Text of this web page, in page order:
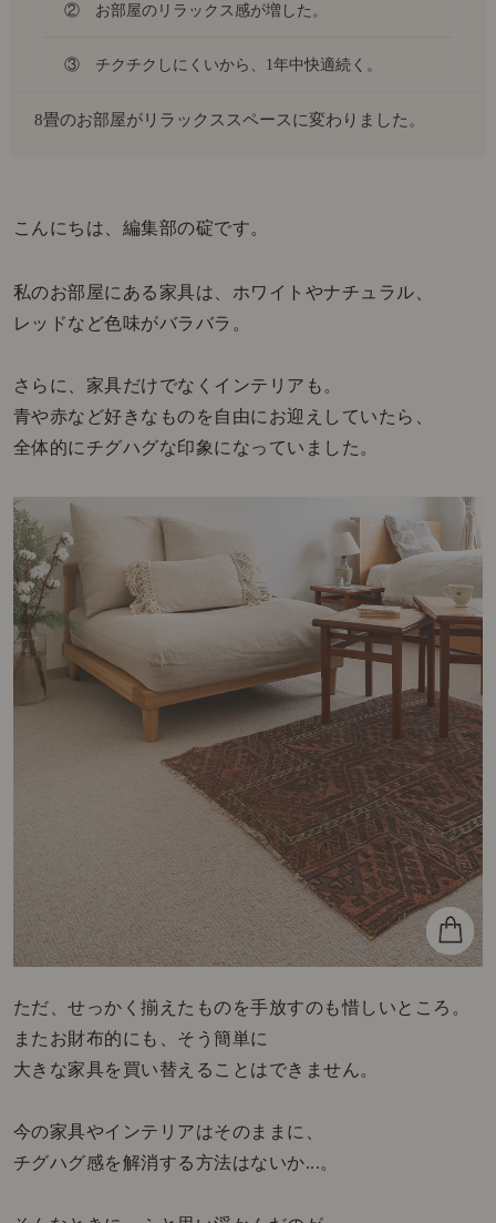
こんにちは、編集部の碇です。
私のお部屋にある家具は、ホワイトやナチュラル、
レッドなど色味がバラバラ。
さらに、家具だけでなくインテリアも。
青や赤など好きなものを自由にお迎えしていたら、
全体的にチグハグな印象になっていました。
ただ、せっかく揃えたものを手放すのも惜しいところ。
またお財布的にも、そう簡単に
大きな家具を買い替えることはできません。
今の家具やインテリアはそのままに、
チグハグ感を解消する方法はないか...。
② お部屋のリラックス感が増した。
③ チクチクしにくいから、1年中快適続く。
8畳のお部屋がリラックススペースに変わりました。